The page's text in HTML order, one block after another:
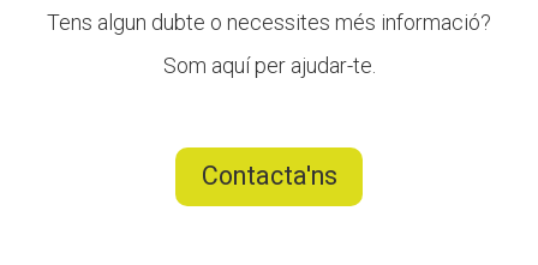
Tens algun dubte o necessites més informació?
Som aquí per ajudar-te.
Contacta'ns